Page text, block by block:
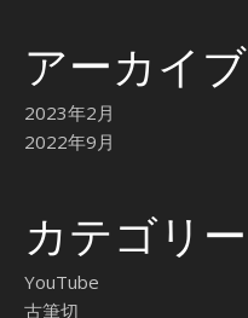
アーカイブ
2023年2月
2022年9月
カテゴリー
YouTube
古筆切